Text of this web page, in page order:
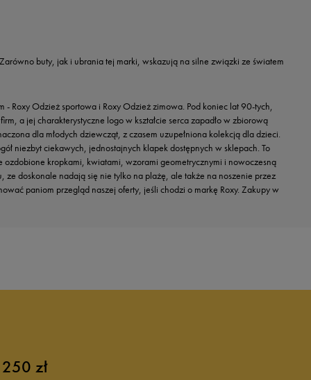
buty, jak i ubrania tej marki, wskazują na silne związki ze światem
Roxy Odzież sportowa i Roxy Odzież zimowa. Pod koniec lat 90-tych,
a jej charakterystyczne logo w kształcie serca zapadło w zbiorową
dla młodych dziewcząt, z czasem uzupełniona kolekcją dla dzieci.
niezbyt ciekawych, jednostajnych klapek dostępnych w sklepach. To
ozdobione kropkami, kwiatami, wzorami geometrycznymi i nowoczesną
doskonale nadają się nie tylko na plażę, ale także na noszenie przez
paniom przegląd naszej oferty, jeśli chodzi o markę Roxy. Zakupy w
zł